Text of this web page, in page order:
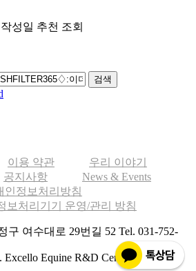
작성일 추천 조회
검색
이용 약관
우리 이야기
공지사항
News & Events
인정보처리방침
보처리기기 운영/관리 방침
구 여수대로 29번길 52 Tel. 031-752-
Equine R&D Center ALL